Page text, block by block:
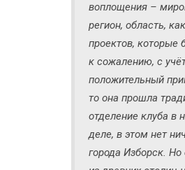
воплощения –
регион, область,
проектов,
к сожалению, с
положительный
то она прошла
отделение клуба в
деле, в этом нет
города Изборск. Но